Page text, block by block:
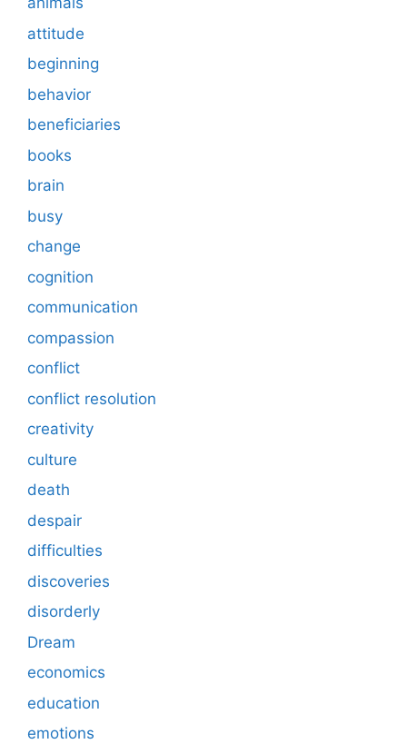
attitude
beginning
behavior
beneficiaries
books
brain
busy
change
cognition
communication
compassion
conflict
conflict resolution
creativity
culture
death
despair
difficulties
discoveries
disorderly
Dream
economics
education
emotions